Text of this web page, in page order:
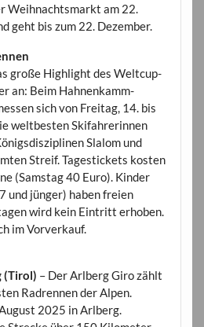
Weihnachtsmarkt am 22.
geht bis zum 22. Dezember.
große Highlight des Weltcup-
an: Beim Hahnenkamm-
sich von Freitag, 14. bis
weltbesten Skifahrerinnen
Slalom und
Streif. Tagestickets kosten
(Samstag 40 Euro). Kinder
und jünger) haben freien
wird kein Eintritt erhoben.
im Vorverkauf.
(Tirol) – Der Arlberg Giro zählt
Radrennen der Alpen.
2025 in Arlberg.